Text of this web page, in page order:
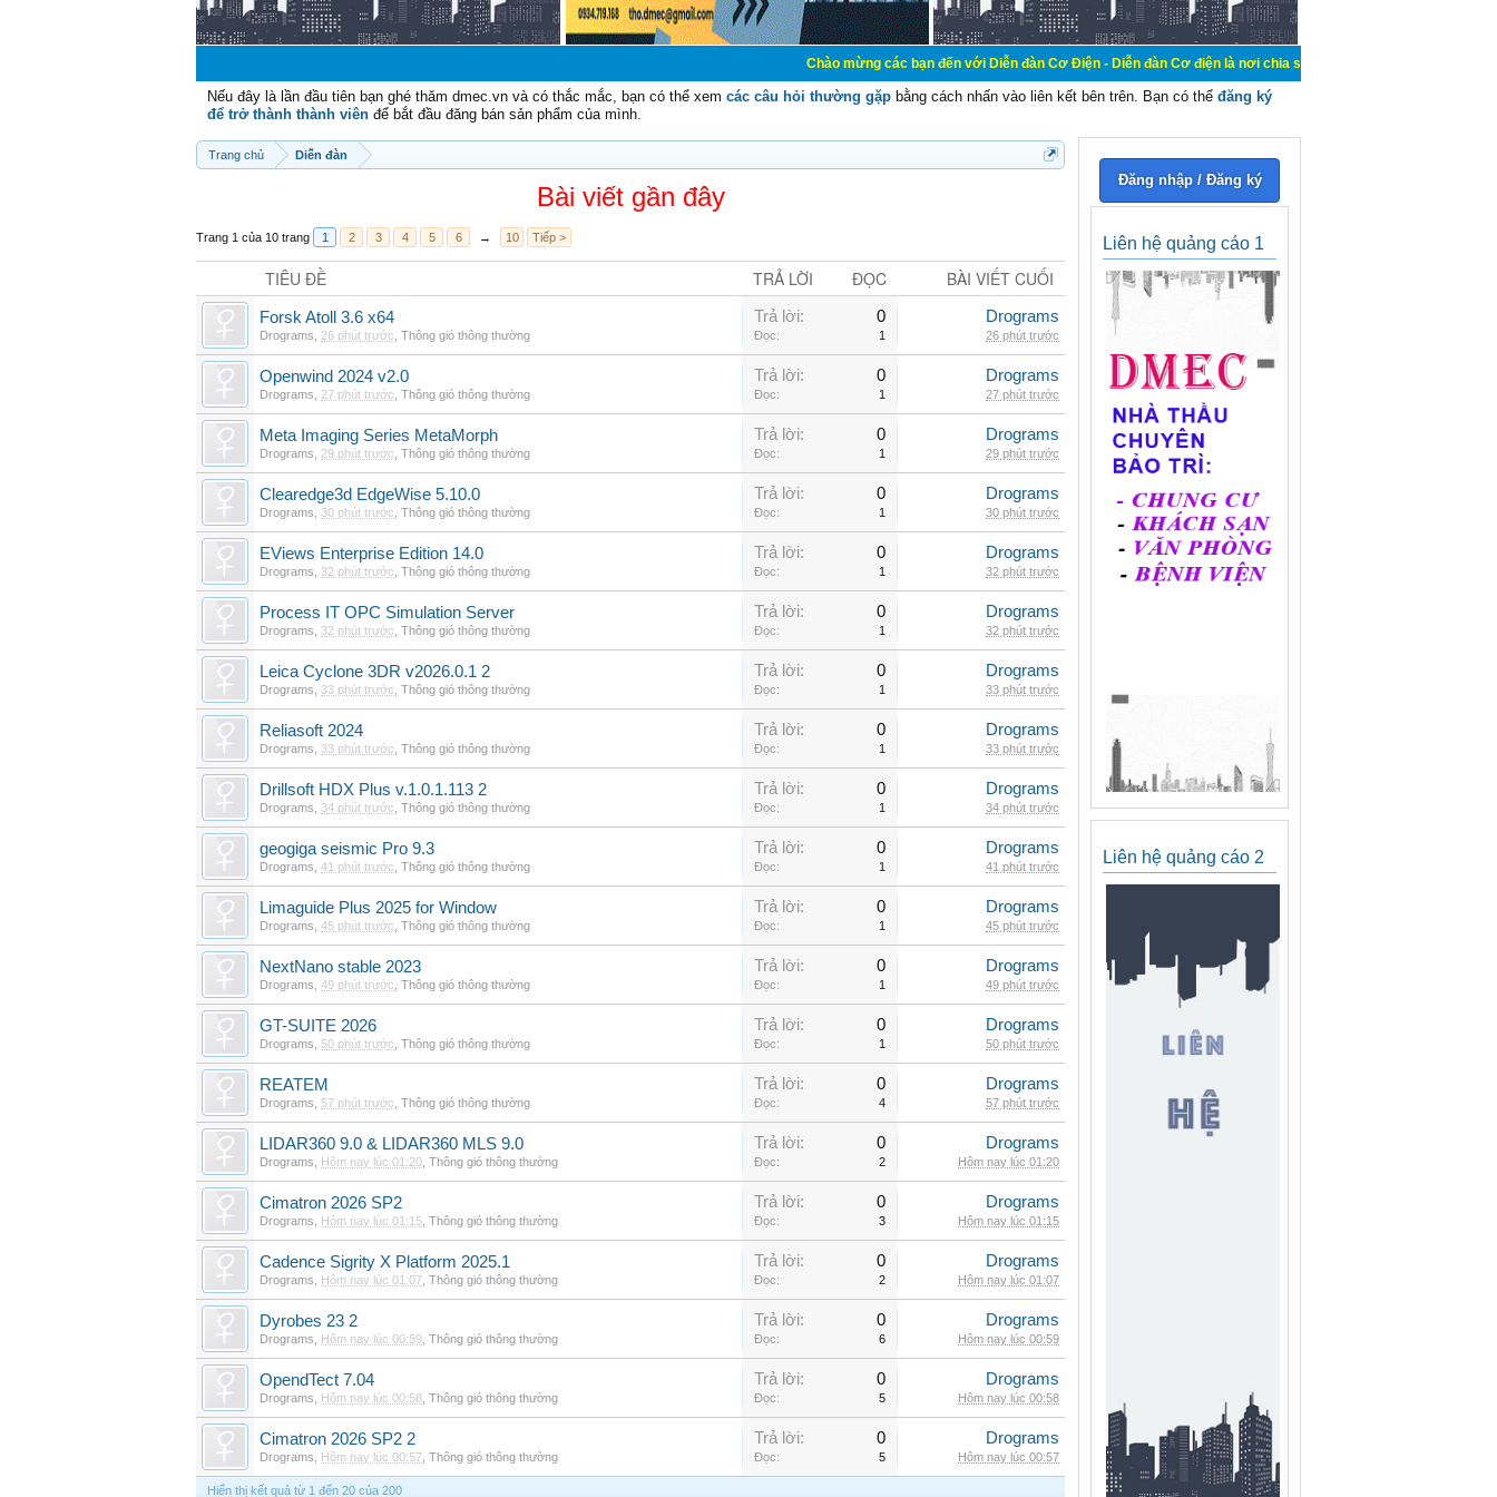
Chào mừng các bạn đến với Diễn đàn Cơ Điện - Diễn đàn Cơ điện là nơi chia sẽ kiến thức kinh nghiệm trong lãnh
Nếu đây là lần đầu tiên bạn ghé thăm dmec.vn và có thắc mắc, bạn có thể xem các câu hỏi thường gặp bằng cách nhấn vào liên kết bên trên. Bạn có thể đăng ký
để trở thành thành viên để bắt đầu đăng bán sản phẩm của mình.
Trang chủ Diễn đàn
Bài viết gần đây
Trang 1 của 10 trang 1 2 3 4 5 6 → 10 Tiếp >
TIÊU ĐỀ TRẢ LỜI ĐỌC BÀI VIẾT CUỐI
Forsk Atoll 3.6 x64
Drograms 26 phút trước Thông gió thông thường
Trả lời: 0
Đọc: 1
Drograms
26 phút trước
Openwind 2024 v2.0
Drograms 27 phút trước Thông gió thông thường
Trả lời: 0
Đọc: 1
Drograms
27 phút trước
Meta Imaging Series MetaMorph
Drograms 29 phút trước Thông gió thông thường
Trả lời: 0
Đọc: 1
Drograms
29 phút trước
Clearedge3d EdgeWise 5.10.0
Drograms 30 phút trước Thông gió thông thường
Trả lời: 0
Đọc: 1
Drograms
30 phút trước
EViews Enterprise Edition 14.0
Drograms 32 phút trước Thông gió thông thường
Trả lời: 0
Đọc: 1
Drograms
32 phút trước
Process IT OPC Simulation Server
Drograms 32 phút trước Thông gió thông thường
Trả lời: 0
Đọc: 1
Drograms
32 phút trước
Leica Cyclone 3DR v2026.0.1 2
Drograms 33 phút trước Thông gió thông thường
Trả lời: 0
Đọc: 1
Drograms
33 phút trước
Reliasoft 2024
Drograms 33 phút trước Thông gió thông thường
Trả lời: 0
Đọc: 1
Drograms
33 phút trước
Drillsoft HDX Plus v.1.0.1.113 2
Drograms 34 phút trước Thông gió thông thường
Trả lời: 0
Đọc: 1
Drograms
34 phút trước
geogiga seismic Pro 9.3
Drograms 41 phút trước Thông gió thông thường
Trả lời: 0
Đọc: 1
Drograms
41 phút trước
Limaguide Plus 2025 for Window
Drograms 45 phút trước Thông gió thông thường
Trả lời: 0
Đọc: 1
Drograms
45 phút trước
NextNano stable 2023
Drograms 49 phút trước Thông gió thông thường
Trả lời: 0
Đọc: 1
Drograms
49 phút trước
GT-SUITE 2026
Drograms 50 phút trước Thông gió thông thường
Trả lời: 0
Đọc: 1
Drograms
50 phút trước
REATEM
Drograms 57 phút trước Thông gió thông thường
Trả lời: 0
Đọc: 4
Drograms
57 phút trước
LIDAR360 9.0 & LIDAR360 MLS 9.0
Drograms Hôm nay lúc 01:20 Thông gió thông thường
Trả lời: 0
Đọc: 2
Drograms
Hôm nay lúc 01:20
Cimatron 2026 SP2
Drograms Hôm nay lúc 01:15 Thông gió thông thường
Trả lời: 0
Đọc: 3
Drograms
Hôm nay lúc 01:15
Cadence Sigrity X Platform 2025.1
Drograms Hôm nay lúc 01:07 Thông gió thông thường
Trả lời: 0
Đọc: 2
Drograms
Hôm nay lúc 01:07
Dyrobes 23 2
Drograms Hôm nay lúc 00:59 Thông gió thông thường
Trả lời: 0
Đọc: 6
Drograms
Hôm nay lúc 00:59
OpendTect 7.04
Drograms Hôm nay lúc 00:58 Thông gió thông thường
Trả lời: 0
Đọc: 5
Drograms
Hôm nay lúc 00:58
Cimatron 2026 SP2 2
Drograms Hôm nay lúc 00:57 Thông gió thông thường
Trả lời: 0
Đọc: 5
Drograms
Hôm nay lúc 00:57
Hiển thị kết quả từ 1 đến 20 của 200
Đăng nhập / Đăng ký
Liên hệ quảng cáo 1
Liên hệ quảng cáo 2